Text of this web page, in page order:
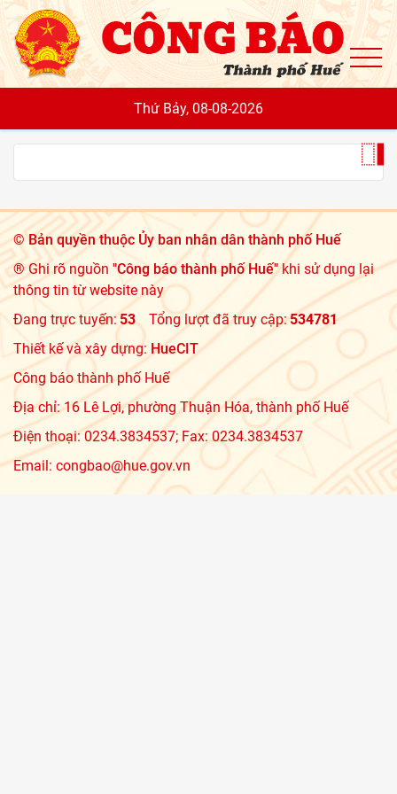
Thứ Bảy, 08-08-2026
©Bản quyền thuộc Ủy ban nhân dân thành phố Huế
® Ghi rõ nguồn "Công báo thành phố Huế"khi sử dụng lại
thông tin từ website này
Đang trực tuyến:53 Tổng lượt đã truy cập:534781
Thiết kế và xây dựng: HueCIT
Công báo thành phố Huế
Địa chỉ: 16 Lê Lợi, phường Thuận Hóa, thành phố Huế
Điện thoại: 0234.3834537; Fax: 0234.3834537
Email: congbao@hue.gov.vn